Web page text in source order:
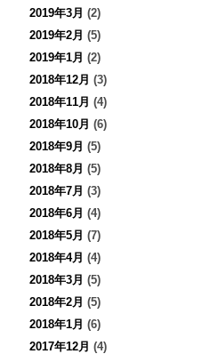
2019年3月 (2)
2019年2月 (5)
2019年1月 (2)
2018年12月 (3)
2018年11月 (4)
2018年10月 (6)
2018年9月 (5)
2018年8月 (5)
2018年7月 (3)
2018年6月 (4)
2018年5月 (7)
2018年4月 (4)
2018年3月 (5)
2018年2月 (5)
2018年1月 (6)
2017年12月 (4)